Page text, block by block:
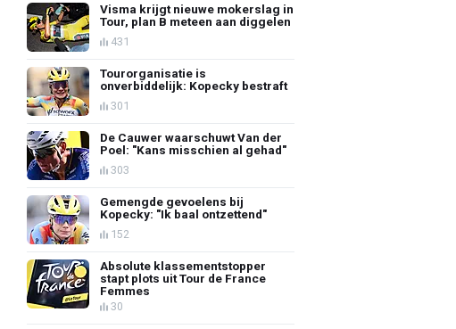
Visma krijgt nieuwe mokerslag in
Tour, plan B meteen aan diggelen
431
Tourorganisatie is
onverbiddelijk: Kopecky bestraft
301
De Cauwer waarschuwt Van der
Poel: "Kans misschien al gehad"
303
Gemengde gevoelens bij
Kopecky: "Ik baal ontzettend"
152
Absolute klassementstopper
stapt plots uit Tour de France
Femmes
30